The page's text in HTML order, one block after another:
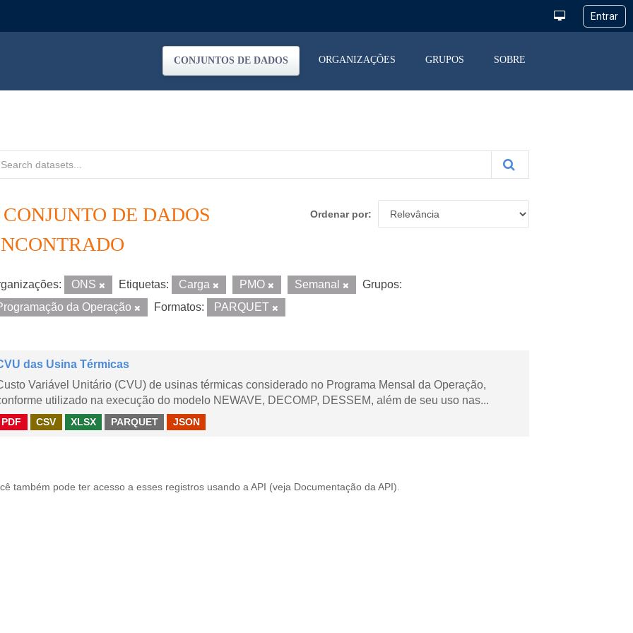
CONJUNTOS DE DADOS ORGANIZAÇÕES GRUPOS SOBRE
Ordenar por
CONJUNTO DE DADOS
ONS Etiquetas: Carga PMO Semanal
Grupos:
da Operação
Formatos: PARQUET
das Usina Térmicas
Variável Unitário (CVU) de usinas térmicas considerado no Programa Mensal da Operação,
utilizado na execução do modelo NEWAVE, DECOMP, DESSEM, além de seu uso nas...
PDF CSV XLSX PARQUET JSON
também pode ter acesso a esses registros usando a API (veja Documentação da API ).